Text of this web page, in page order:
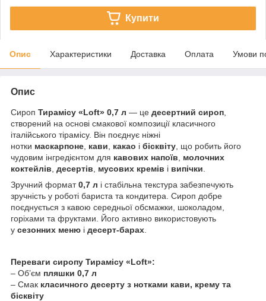
Купити
Опис Характеристики Доставка Оплата Умови
Опис
Сироп Тирамісу «Loft» 0,7 л — це десертний сироп
створений на основі смакової композиції класичного
італійського тірамісу. Він поєднує ніжні
нотки маскарпоне кави какао і бісквіту , що робить його
чудовим інгредієнтом для кавових напоїв
молочних
коктейлів десертів мусових кремів і випічки
Зручний формат0,7 л і стабільна текстура забезпечують
зручність у роботі бариста та кондитера. Сироп добре
поєднується з кавою середньої обсмажки, шоколадом,
горіхами та фруктами. Його активно використовують
у сезонних меню і десерт-барах
Переваги сиропу Тирамісу «Loft»:
– Об’єм пляшки 0,7 л
– Смак класичного десерту з нотками кави, крему та
бісквіту